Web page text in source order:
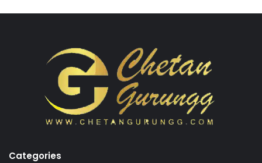
Categories